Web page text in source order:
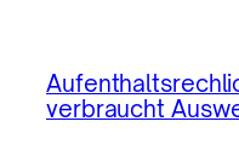
verbraucht